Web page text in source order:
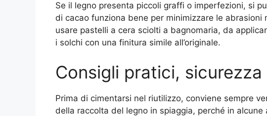
Se il legno presenta piccoli graffi o imperfezioni, si
di cacao funziona bene per minimizzare le
usare pastelli a cera sciolti a bagnomaria, da
i solchi con una finitura simile all’originale.
Consigli pratici,
Prima di cimentarsi nel riutilizzo, conviene sempre
della raccolta del legno in spiaggia, perché in